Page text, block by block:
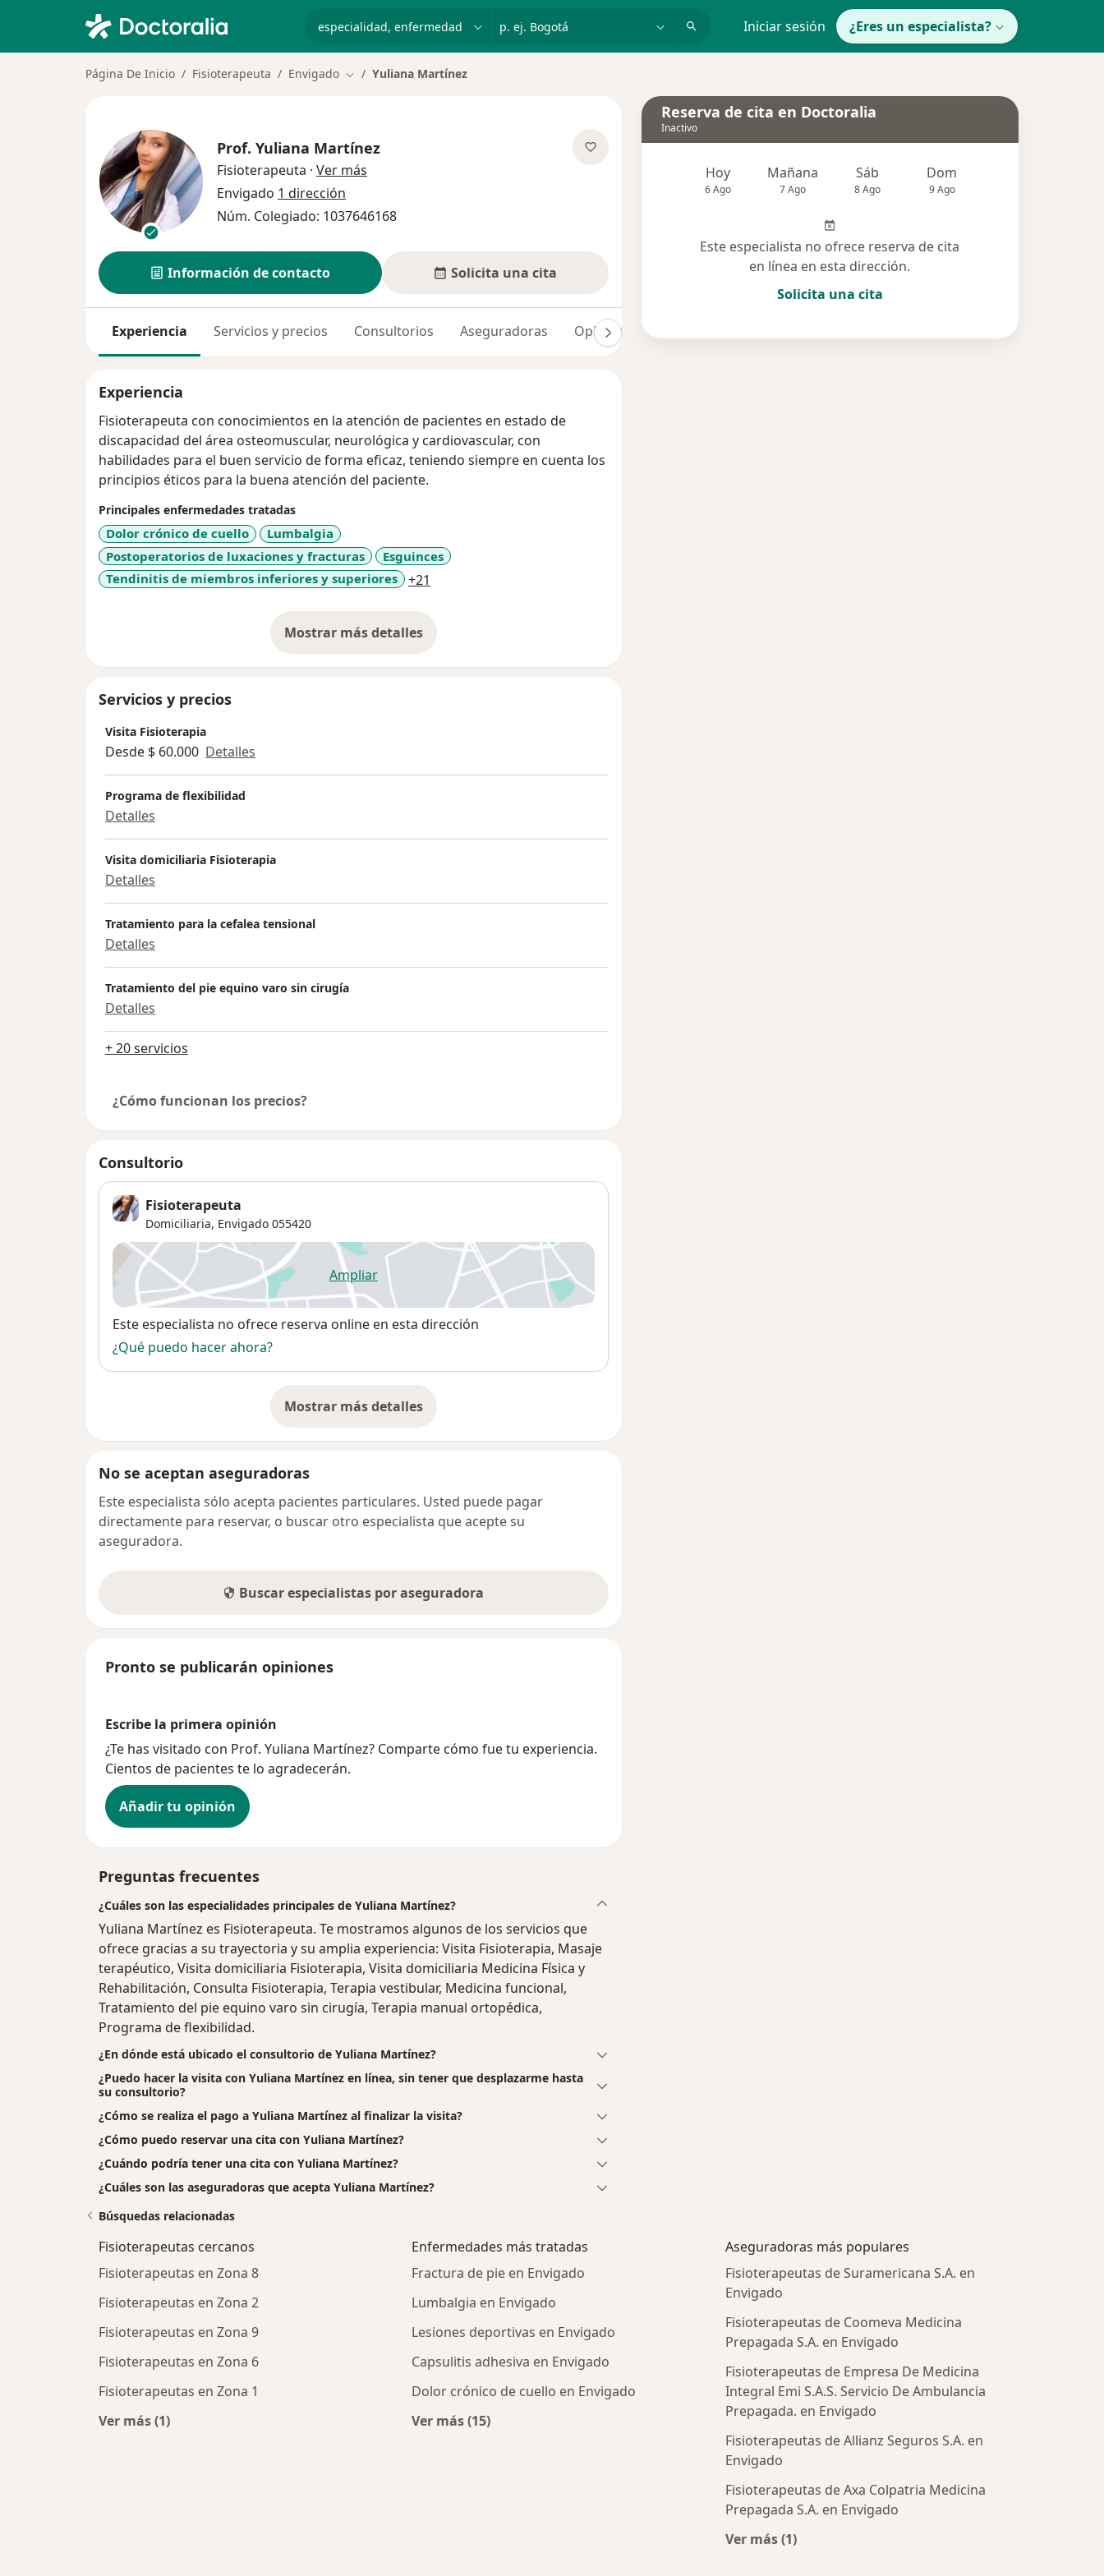
p. ej. Bogotá Iniciar sesión ¿Eres un especialista?
Página De Inicio Fisioterapeuta Envigado Cambiar de ciudad
Yuliana Martínez
Prof. Yuliana Martínez
Fisioterapeuta · Ver más
Envigado 1 dirección
Núm. Colegiado: 1037646168
Información de contacto Solicita una cita
Experiencia Servicios y precios Consultorios Aseguradoras Opiniones
Experiencia
Fisioterapeuta con conocimientos en la atención de pacientes en estado de
discapacidad del área osteomuscular, neurológica y cardiovascular, con
habilidades para el buen servicio de forma eficaz, teniendo siempre en cuenta los
principios éticos para la buena atención del paciente.
Principales enfermedades tratadas
Dolor crónico de cuello
Lumbalgia
Postoperatorios de luxaciones y fracturas
Esguinces
Tendinitis de miembros inferiores y superiores
+21
Mostrar más detalles
sobre la experiencia
Servicios y precios
Visita Fisioterapia
Desde $ 60.000 Detalles
Programa de flexibilidad
Detalles
Visita domiciliaria Fisioterapia
Detalles
Tratamiento para la cefalea tensional
Detalles
Tratamiento del pie equino varo sin cirugía
Detalles
+ 20 servicios
¿Cómo funcionan los precios?
Consultorio
Fisioterapeuta
Domiciliaria, Envigado 055420
Ampliarse abre en una nueva pestaña
Disponibilidad
Este especialista no ofrece reserva online en esta dirección
¿Qué puedo hacer ahora?
Mostrar más detalles
sobre la dirección
No se aceptan aseguradoras
Este especialista sólo acepta pacientes particulares. Usted puede pagar
directamente para reservar, o buscar otro especialista que acepte su
aseguradora.
Buscar especialistas por aseguradora
Pronto se publicarán opiniones
Escribe la primera opinión
¿Te has visitado con Prof. Yuliana Martínez? Comparte cómo fue tu experiencia.
Cientos de pacientes te lo agradecerán.
Añadir tu opinión
Preguntas frecuentes
¿Cuáles son las especialidades principales de Yuliana Martínez?
Yuliana Martínez es Fisioterapeuta. Te mostramos algunos de los servicios que
ofrece gracias a su trayectoria y su amplia experiencia: Visita Fisioterapia, Masaje
terapéutico, Visita domiciliaria Fisioterapia, Visita domiciliaria Medicina Física y
Rehabilitación, Consulta Fisioterapia, Terapia vestibular, Medicina funcional,
Tratamiento del pie equino varo sin cirugía, Terapia manual ortopédica,
Programa de flexibilidad.
¿En dónde está ubicado el consultorio de Yuliana Martínez?
¿Puedo hacer la visita con Yuliana Martínez en línea, sin tener que desplazarme hasta
su consultorio?
¿Cómo se realiza el pago a Yuliana Martínez al finalizar la visita?
¿Cómo puedo reservar una cita con Yuliana Martínez?
¿Cuándo podría tener una cita con Yuliana Martínez?
¿Cuáles son las aseguradoras que acepta Yuliana Martínez?
Reserva de cita en Doctoralia
Inactivo
Hoy
6 Ago
Mañana
7 Ago
Sáb
8 Ago
Dom
9 Ago
Este especialista no ofrece reserva de cita
en línea en esta dirección.
Solicita una cita
Búsquedas relacionadas
Fisioterapeutas cercanos
Fisioterapeutas en Zona 8
Fisioterapeutas en Zona 2
Fisioterapeutas en Zona 9
Fisioterapeutas en Zona 6
Fisioterapeutas en Zona 1
Ver más (1)
Enfermedades más tratadas
Fractura de pie en Envigado
Lumbalgia en Envigado
Lesiones deportivas en Envigado
Capsulitis adhesiva en Envigado
Dolor crónico de cuello en Envigado
Ver más (15)
Más en esta categoría: Enfermedades más tratadas
Aseguradoras más populares
Fisioterapeutas de Suramericana S.A. en
Envigado
Fisioterapeutas de Coomeva Medicina
Prepagada S.A. en Envigado
Fisioterapeutas de Empresa De Medicina
Integral Emi S.A.S. Servicio De Ambulancia
Prepagada. en Envigado
Fisioterapeutas de Allianz Seguros S.A. en
Envigado
Fisioterapeutas de Axa Colpatria Medicina
Prepagada S.A. en Envigado
Ver más (1)